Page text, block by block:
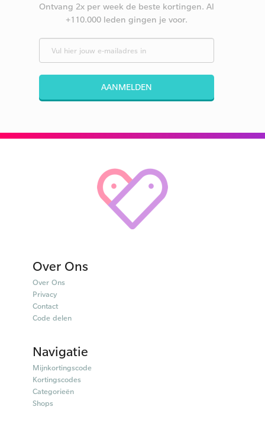
Ontvang 2x per week de beste kortingen. Al
+110.000 leden gingen je voor.
AANMELDEN
Over Ons
Over Ons
Privacy
Contact
Code delen
Navigatie
Mijnkortingscode
Kortingscodes
Categorieën
Shops